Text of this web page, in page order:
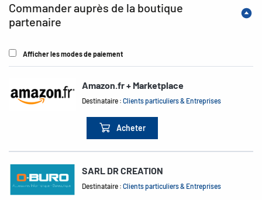
Commander auprès de la boutique
partenaire
Afficher les modes de paiement
Amazon.fr + Marketplace
Destinataire :Clients particuliers & Entreprises
Acheter
SARL DR CREATION
Destinataire :Clients particuliers & Entreprises